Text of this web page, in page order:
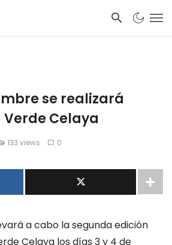
se realizará
Celaya
133 views 0
a cabo la segunda edición
Celaya los días 3 y 4 de